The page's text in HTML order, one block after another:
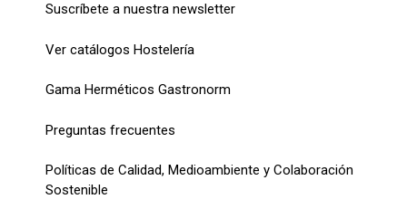
Suscríbete a nuestra newsletter
Ver catálogos Hostelería
Gama Herméticos Gastronorm
Preguntas frecuentes
Políticas de Calidad, Medioambiente y Colaboración
Sostenible